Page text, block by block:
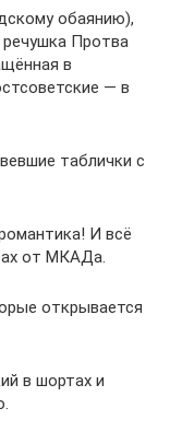
обаянию),
Протва
в
— в
таблички с
И всё
от МКАДа.
открывается
в шортах и